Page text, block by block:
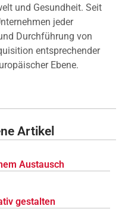
und Gesundheit. Seit
jeder
Durchführung von
entsprechender
Ebene.
Artikel
Austausch
gestalten